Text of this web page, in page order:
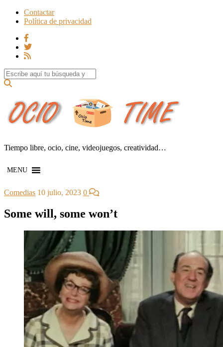
Contactar
Política de privacidad
Search for:
Tiempo libre, ocio, cine, videojuegos, creatividad…
MENU
Comedias 10 julio, 2023 0
Some will, some won’t